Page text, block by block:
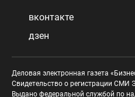
вконтакте
дзен
Деловая электронная газета
Свидетельство о регистрации
Выдано федеральной службой по